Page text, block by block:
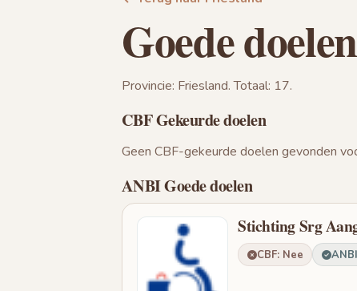
Goede
Provincie: Friesland. Totaal: 17.
CBF Gekeurde doelen
Geen CBF-gekeurde doelen gevonden
ANBI Goede doelen
Stichting Srg
CBF: Nee